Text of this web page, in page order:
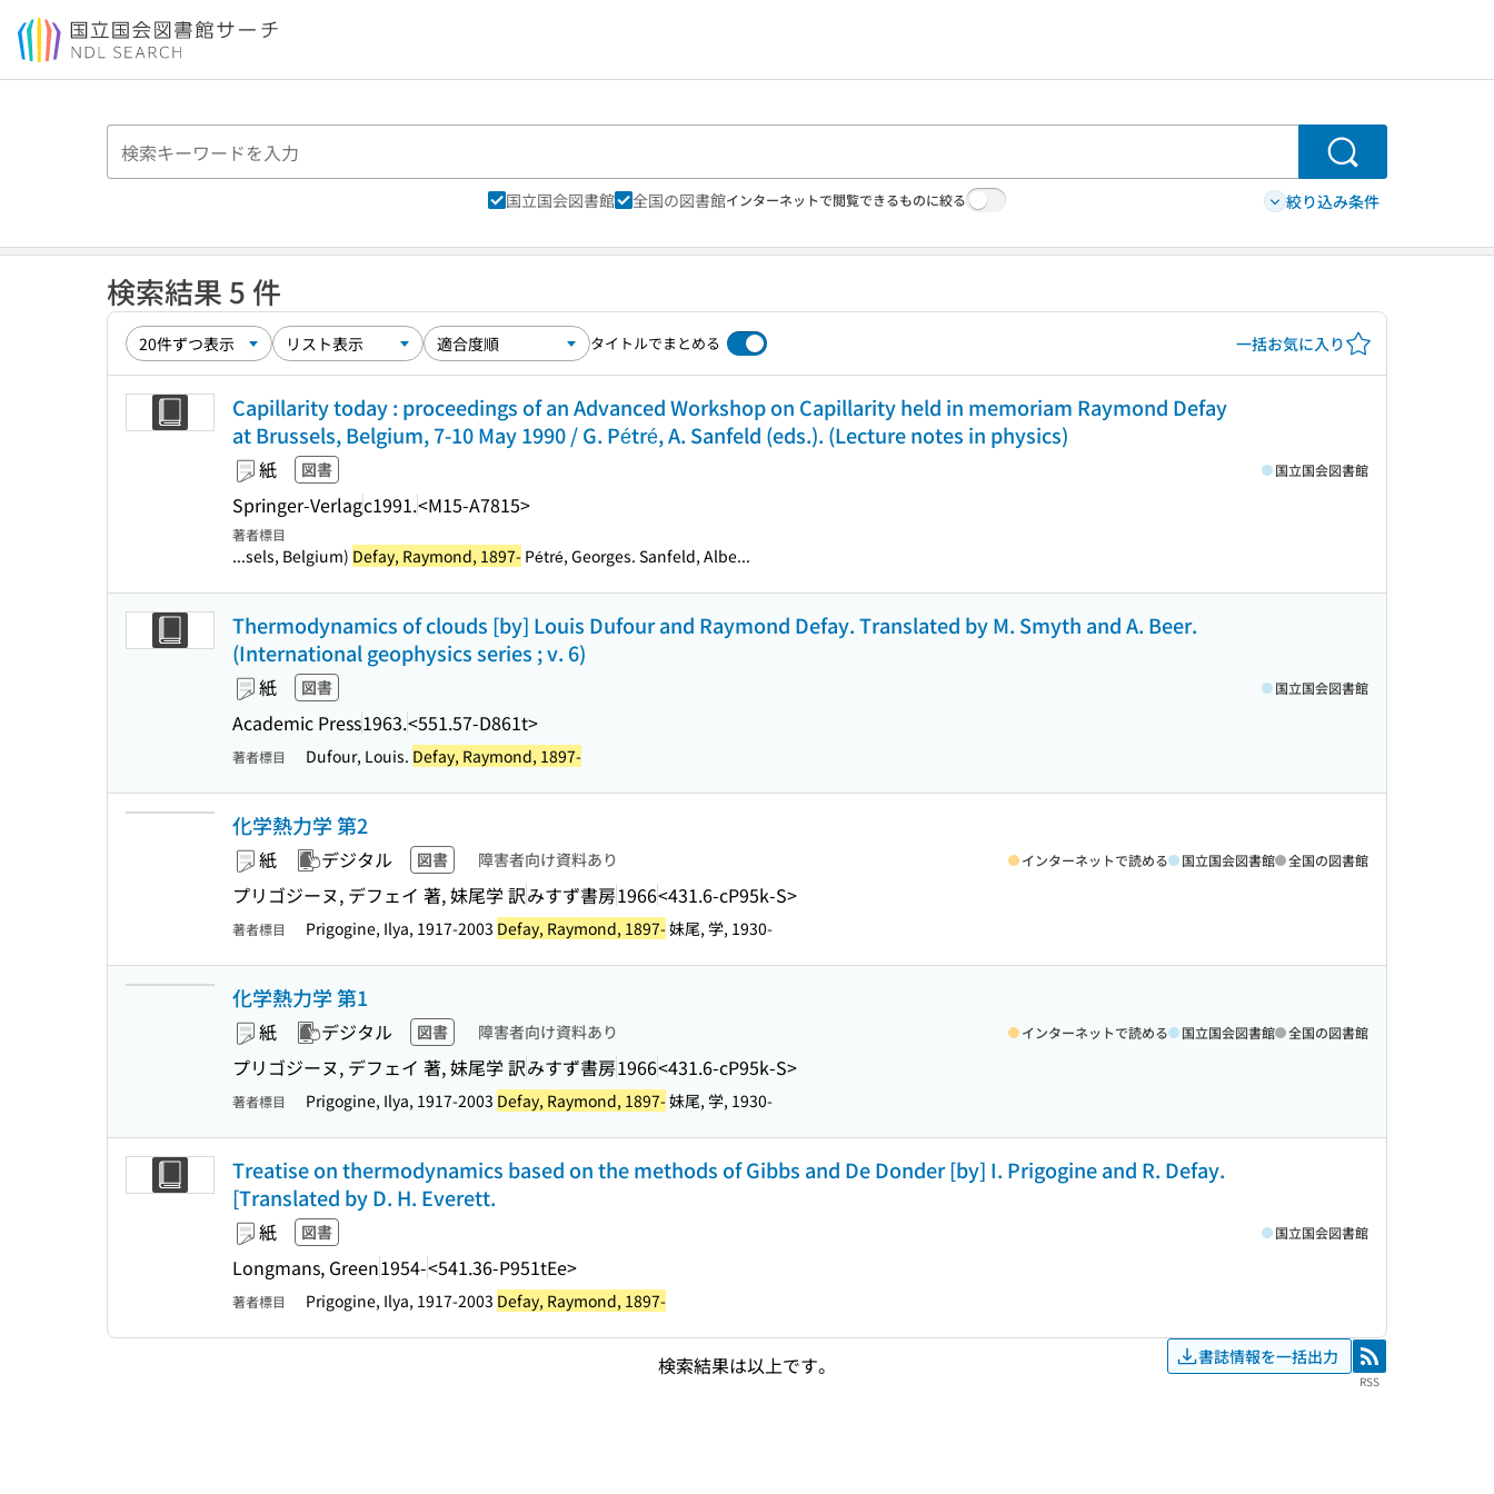
本文へ移動
検索
国立国会図書館 全国の図書館インターネットで閲覧できるものに絞る 絞り込み条件
検索結果 5 件
タイトルでまとめる 一括お気に入り
Capillarity today : proceedings of an Advanced Workshop on Capillarity held in memoriam Raymond Defay
at Brussels, Belgium, 7-10 May 1990 / G. Pétré, A. Sanfeld (eds.). (Lecture notes in physics)
紙 図書
Springer-Verlagc1991.<M15-A7815>
国立国会図書館
著者標目
...sels, Belgium) Defay, Raymond, 1897- Pétré, Georges. Sanfeld, Albe...
Thermodynamics of clouds [by] Louis Dufour and Raymond Defay. Translated by M. Smyth and A. Beer.
(International geophysics series ; v. 6)
紙 図書
Academic Press1963.<551.57-D861t>
国立国会図書館
著者標目 Dufour, Louis. Defay, Raymond, 1897-
化学熱力学 第2
紙 デジタル 図書 障害者向け資料あり
プリゴジーヌ, デフェイ 著, 妹尾学 訳みすず書房1966<431.6-cP95k-S>
インターネットで読める 国立国会図書館 全国の図書館
著者標目 Prigogine, Ilya, 1917-2003 Defay, Raymond, 1897-妹尾, 学, 1930-
化学熱力学 第1
紙 デジタル 図書 障害者向け資料あり
プリゴジーヌ, デフェイ 著, 妹尾学 訳みすず書房1966<431.6-cP95k-S>
インターネットで読める 国立国会図書館 全国の図書館
著者標目 Prigogine, Ilya, 1917-2003 Defay, Raymond, 1897-妹尾, 学, 1930-
Treatise on thermodynamics based on the methods of Gibbs and De Donder [by] I. Prigogine and R. Defay.
[Translated by D. H. Everett.
紙 図書
Longmans, Green1954-<541.36-P951tEe>
国立国会図書館
著者標目 Prigogine, Ilya, 1917-2003 Defay, Raymond, 1897-
検索結果は以上です。 書誌情報を一括出力 RSS
RSS